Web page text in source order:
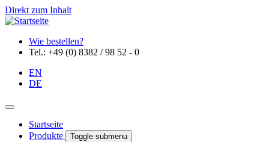
Direkt zum Inhalt
Wie bestellen?
Tel.: +49 (0) 8382 / 98 52 - 0
EN
DE
Startseite
Produkte
Toggle submenu